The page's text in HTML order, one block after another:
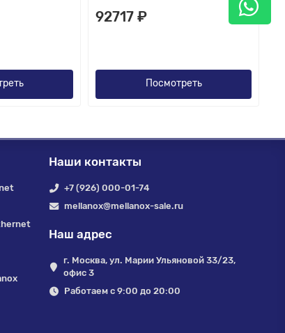
92717 ₽
Посмотреть
Наши контакты
+7 (926) 000-01-74
mellanox@mellanox-sale.ru
Наш адрес
г. Москва, ул. Марии Ульяновой 33/23,
офис 3
Работаем с 9:00 до 20:00